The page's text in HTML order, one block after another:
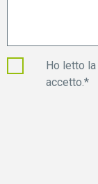
Ho letto la
accetto.*